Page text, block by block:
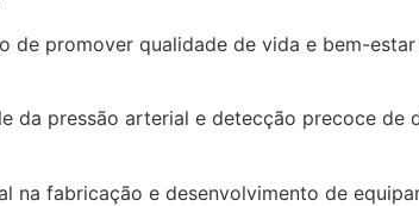
de promover qualidade de vida e bem-
da pressão arterial e detecção precoce de
na fabricação e desenvolvimento de